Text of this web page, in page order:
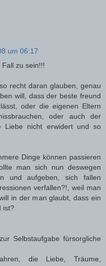
um 06:17
zu sein!!!
recht daran glauben, genau
will, dass der beste freund
oder die eigenen Eltern
oder auch der
Liebe nicht erwidert und so
Dinge können passieren
man sich nun deswegen
und aufgeben, sich fallen
verfallen?!, weil man
in der man glaubt, dass ein
ist?
Selbstaufgabe fürsorgliche
die Liebe, Träume,